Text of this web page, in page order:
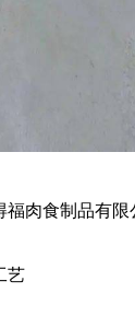
肉食制品有限
艺